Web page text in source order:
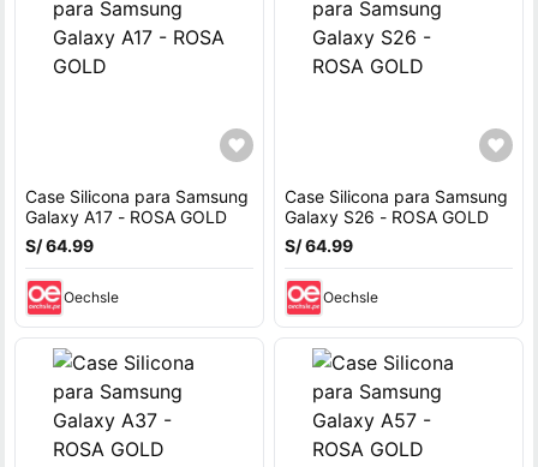
Case Silicona para Samsung
Galaxy A17 - ROSA GOLD
S/ 64.99
Oechsle
Case Silicona para Samsung
Galaxy S26 - ROSA GOLD
S/ 64.99
Oechsle